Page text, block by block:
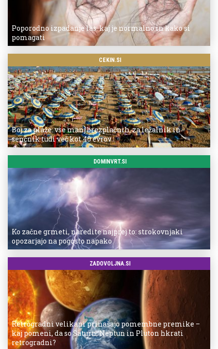
Poporodno izpadanje las: kaj je normalno in kako si
pomagati
CEKIN.SI
Boj za plaže: vse manj brezplačnih, za ležalnik in
senčnik tudi več kot 40 evrov
DOMINVRT.SI
Ko začne grmeti, naredite najprej to: strokovnjaki
opozarjajo na pogosto napako
ZADOVOLJNA.SI
Retrogradni velikani prinašajo pomembne premike –
kaj pomeni, da so Saturn, Neptun in Pluton hkrati
retrogradni?